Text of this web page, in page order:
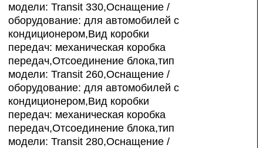
модели: Transit 330,Оснащение /
оборудование: для автомобилей с
кондиционером,Вид коробки
передач: механическая коробка
передач,Отсоединение блока,тип
модели: Transit 260,Оснащение /
оборудование: для автомобилей с
кондиционером,Вид коробки
передач: механическая коробка
передач,Отсоединение блока,тип
модели: Transit 280,Оснащение /